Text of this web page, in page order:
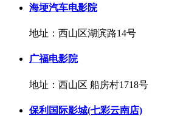
海埂汽车电影院
地址：西山区湖滨路14号
广福电影院
地址：西山区 船房村1718号
保利国际影城(七彩云南店)